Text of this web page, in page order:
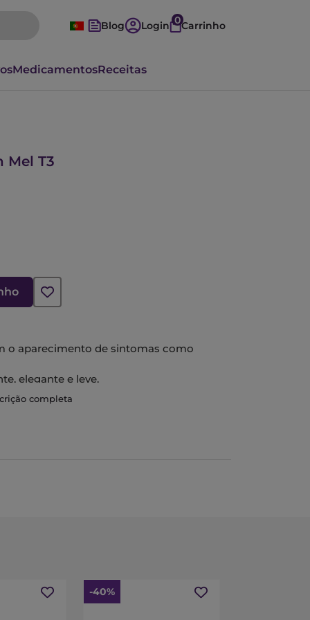
Blog Login 0Carrinho
MedicamentosReceitas
Mel T3
o aparecimento de sintomas como
elegante e leve.
completa
-40%